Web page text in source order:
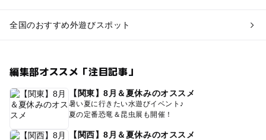
全国のおすすめ外遊びスポット
編集部オススメ「注目記事」
【関東】8月＆夏休みのオススメ
暑い夏に行きたい水遊びイベント♪
夏の定番恐竜＆昆虫展も開催！
【関西】8月＆夏休みのオススメ